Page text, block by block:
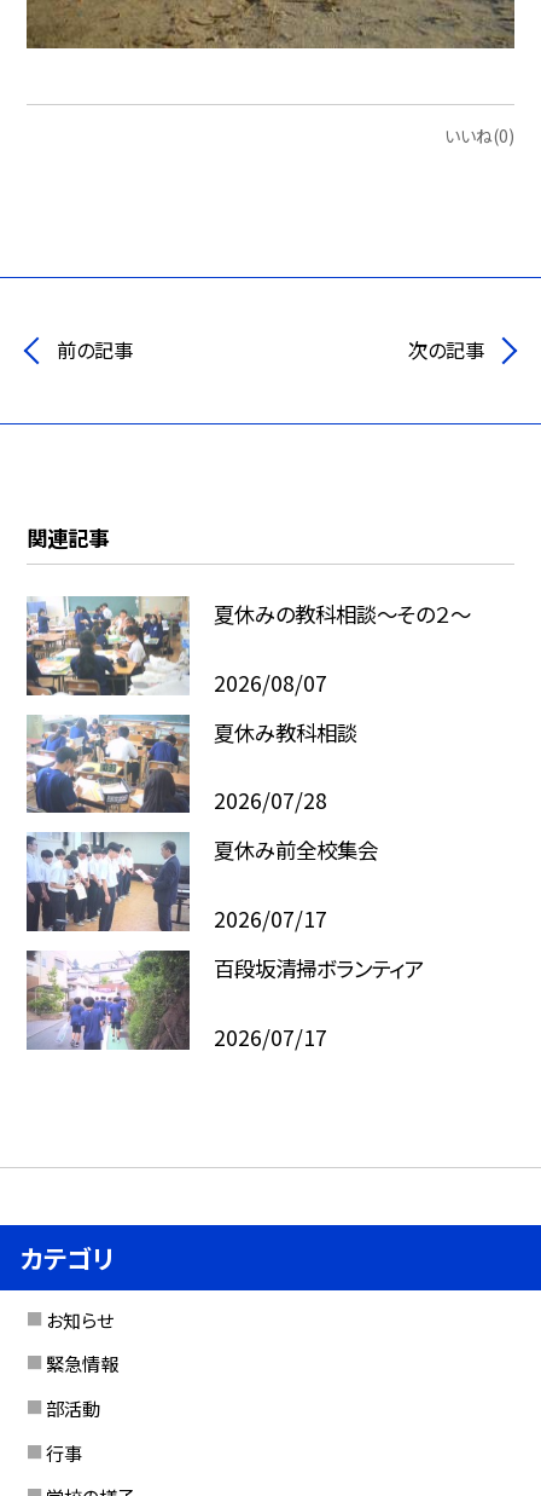
いいね(0)
前の記事 次の記事
関連記事
夏休みの教科相談～その２～
2026/08/07
夏休み教科相談
2026/07/28
夏休み前全校集会
2026/07/17
百段坂清掃ボランティア
2026/07/17
カテゴリ
お知らせ
緊急情報
部活動
行事